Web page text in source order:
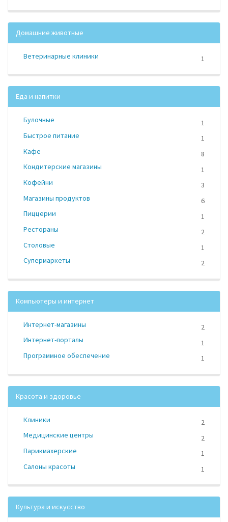
Домашние животные
Ветеринарные клиники 1
Еда и напитки
Булочные
1
Быстрое питание
1
Кафе
8
Кондитерские магазины
1
Кофейни
3
Магазины продуктов
6
Пиццерии
1
Рестораны
2
Столовые
1
Супермаркеты
2
Компьютеры и интернет
Интернет-магазины
2
Интернет-порталы
1
Программное обеспечение
1
Красота и здоровье
Клиники
2
Медицинские центры
2
Парикмахерские
1
Салоны красоты
1
Культура и искусство